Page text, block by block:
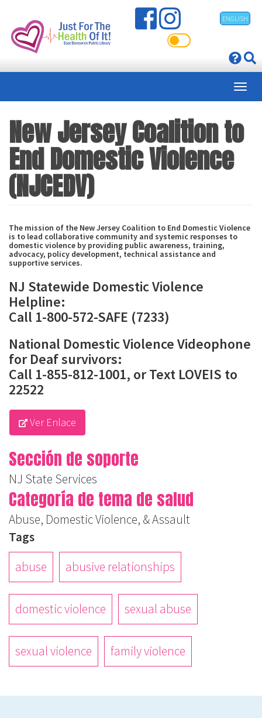
contenido
ENGLISH
New Jersey Coalition to
End Domestic Violence
(NJCEDV)
The mission of the New Jersey Coalition to End Domestic Violence
is to lead collaborative community and systemic responses to
domestic violence by providing public awareness, training,
advocacy, policy development, technical assistance and
supportive services.
NJ Statewide Domestic Violence
Helpline:
Call 1-800-572-SAFE (7233)
National Domestic Violence Videophone
for Deaf survivors:
Call 1-855-812-1001, or Text LOVEIS to
22522
Ver Enlace
Sección de soporte
NJ State Services
Categoría de tema de salud
Abuse, Domestic Violence, & Assault
Tags
abuse
abusive relationships
domestic violence sexual abuse
sexual violence family violence